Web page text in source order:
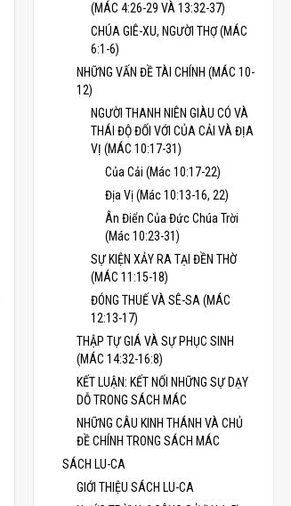
(MÁC 4:26-29 VÀ 13:32-37)
CHÚA GIÊ-XU, NGƯỜI THỢ (MÁC
6:1-6)
NHỮNG VẤN ĐỀ TÀI CHÍNH (MÁC 10-
12)
NGƯỜI THANH NIÊN GIÀU CÓ VÀ
THÁI ĐỘ ĐỐI VỚI CỦA CẢI VÀ ĐỊA
VỊ (MÁC 10:17-31)
Của Cải (Mác 10:17-22)
Địa Vị (Mác 10:13-16, 22)
Ân Điển Của Đức Chúa Trời
(Mác 10:23-31)
SỰ KIỆN XẢY RA TẠI ĐỀN THỜ
(MÁC 11:15-18)
ĐÓNG THUẾ VÀ SÊ-SA (MÁC
12:13-17)
THẬP TỰ GIÁ VÀ SỰ PHỤC SINH
(MÁC 14:32-16:8)
KẾT LUẬN: KẾT NỐI NHỮNG SỰ DẠY
DỖ TRONG SÁCH MÁC
NHỮNG CÂU KINH THÁNH VÀ CHỦ
ĐỀ CHÍNH TRONG SÁCH MÁC
SÁCH LU-CA
GIỚI THIỆU SÁCH LU-CA